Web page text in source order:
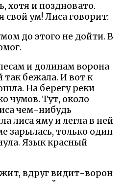
хотя и поздновато.
свой ум! Лиса говорит:
до этого не дойти. В
и долинам ворона
так бежала. И вот к
На берегу реки
чумов. Тут, около
чем-нибудь
лиса яму и легла в ней
зарылась, только один
Язык красный
вдруг видит-ворон